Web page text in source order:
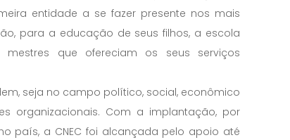
entidade a se fazer presente nos mais
para a educação de seus filhos, a escola
que ofereciam os seus serviços
seja no campo político, social, econômico
organizacionais. Com a implantação, por
país, a CNEC foi alcançada pelo apoio até